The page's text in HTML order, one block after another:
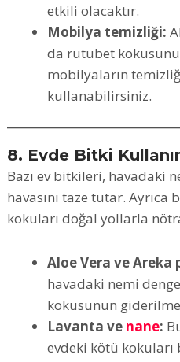
etkili olacaktır.
Mobilya temizliği:
da rutubet
mobilyaların
kullanabilirsiniz.
8. Evde Bitki
Bazı ev bitkileri, havadaki
havasını taze tutar.
kokuları doğal yollarla
Aloe Vera ve Areka
havadaki nemi
kokusunun
Lavanta ve nane:
evdeki kötü kokuları